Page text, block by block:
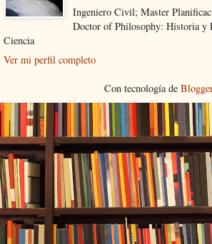
Ingeniero Civil; Master
Doctor of Philosophy: Historia y
Ciencia
Ver mi perfil completo
Con tecnología de Blogger